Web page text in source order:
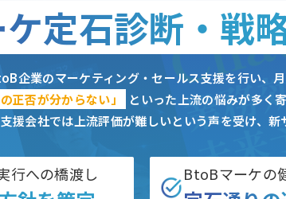
定石診断 ・ 戦
企業のマーケティング・セールス支援を行い、
の正否が分からない」
といった上流の悩みが多く
援会社では上流評価が難しいという声を受け、新
行への橋渡し BtoBマーケの